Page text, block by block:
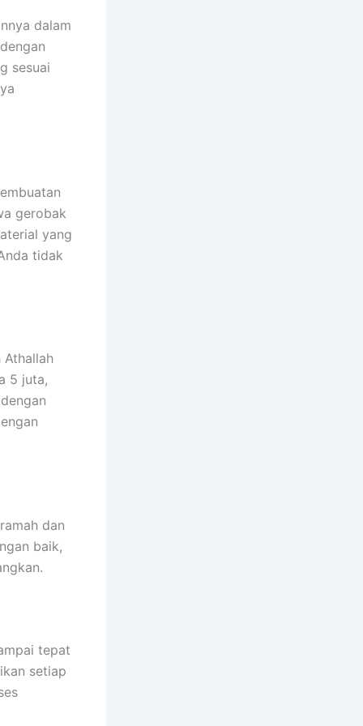
dalam
sesuai
gerobak
yang
tidak
Athallah
5 juta,
dan
baik,
tepat
setiap